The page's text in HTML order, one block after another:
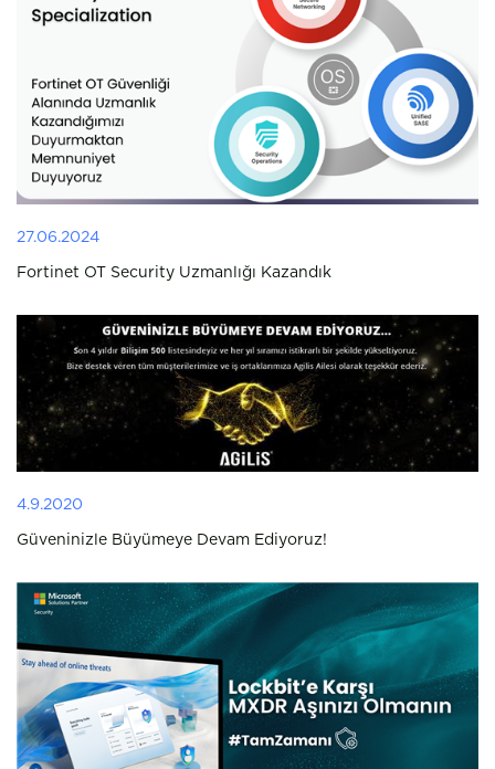
27.06.2024
Fortinet OT Security Uzmanlığı Kazandık
4.9.2020
Güveninizle Büyümeye Devam Ediyoruz!